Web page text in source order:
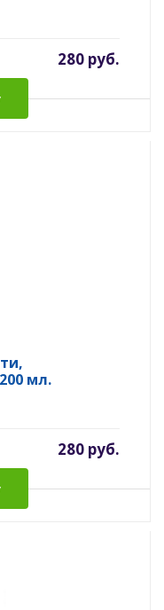
280 руб.
мл.
280 руб.